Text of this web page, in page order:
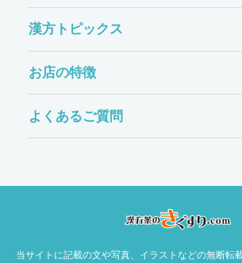
漢方トピックス
お店の特徴
よくあるご質問
当サイトに記載の文や写真、イラストなどの無断転